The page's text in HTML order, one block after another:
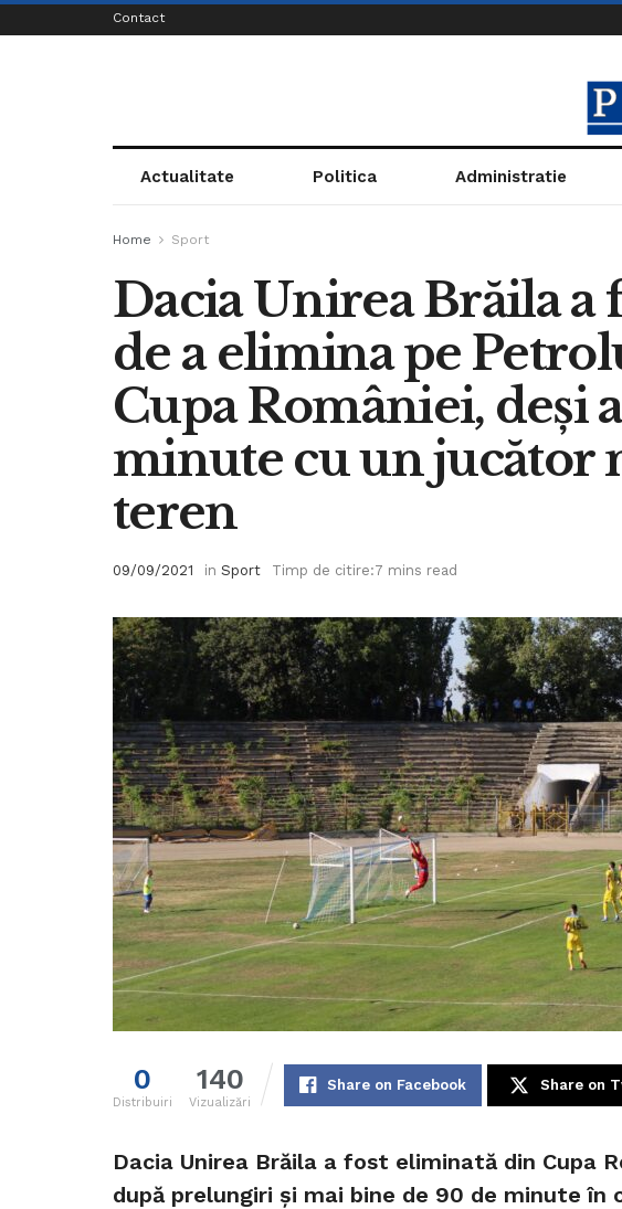
Contact
Actualitate Politica Administratie
Home Sport
Dacia Unirea Brăila a
de a elimina pe
Cupa României, deși
minute cu un jucător
teren
09/09/2021 in Sport Timp de citire:7 mins read
0
Distribuiri
140
Vizualizări
Share on Facebook Share on
Dacia Unirea Brăila a fost eliminată din Cupa
după prelungiri și mai bine de 90 de minute în